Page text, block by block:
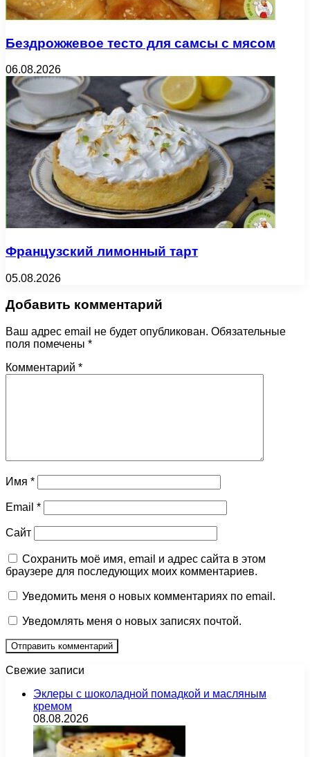
Бездрожжевое тесто для самсы с мясом
06.08.2026
Французский лимонный тарт
05.08.2026
Добавить комментарий
Ваш адрес email не будет опубликован. Обязательные
поля помечены *
Комментарий *
Имя *
Email *
Сайт
Сохранить моё имя, email и адрес сайта в этом
браузере для последующих моих комментариев.
Уведомить меня о новых комментариях по email.
Уведомлять меня о новых записях почтой.
Свежие записи
Эклеры с шоколадной помадкой и масляным
кремом
08.08.2026